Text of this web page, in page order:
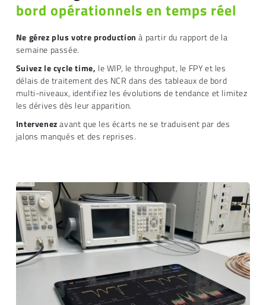
bord opérationnels en temps réel
Ne gérez plus votre productionà partir du rapport de la
semaine passée.
Suivez le cycle time, le WIP, le throughput, le FPY et les
délais de traitement des NCR dans des tableaux de bord
multi-niveaux, identifiez les évolutions de tendance et limitez
les dérives dès leur apparition.
Intervenezavant que les écarts ne se traduisent par des
jalons manqués et des reprises.